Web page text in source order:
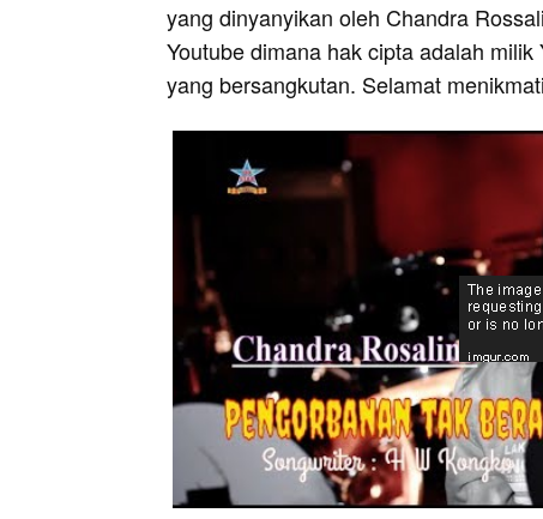
yang dinyanyikan oleh Chandra
Youtube dimana hak cipta adalah
yang bersangkutan. Selamat